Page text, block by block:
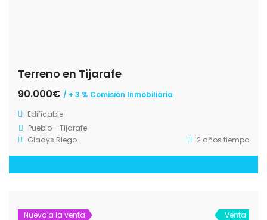
Terreno en Tijarafe
90.000€ / + 3 % Comisión Inmobiliaria
Edificable
Pueblo - Tijarafe
Gladys Riego
2 años tiempo
Nuevo a la venta Venta